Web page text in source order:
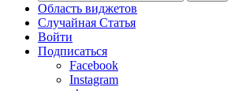
Область виджетов
Случайная Статья
Войти
Подписаться
Facebook
Instagram